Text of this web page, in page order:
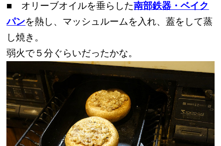
■ オリーブオイルを垂らした南部鉄器・ベイク
パンを熱し、マッシュルームを入れ、蓋をして蒸
し焼き。
弱火で５分ぐらいだったかな。